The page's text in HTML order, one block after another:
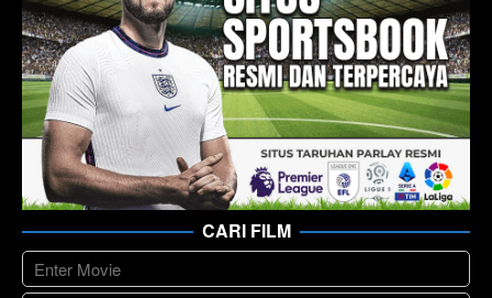
CARI FILM